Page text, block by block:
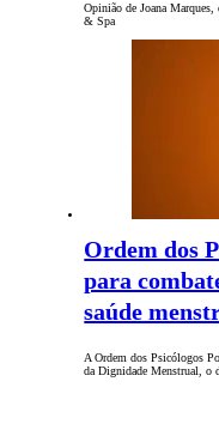
Opinião de Joana
& Spa
Ordem dos
para
saúde
A Ordem dos Psicólogos
da Dignidade Menstrual, o